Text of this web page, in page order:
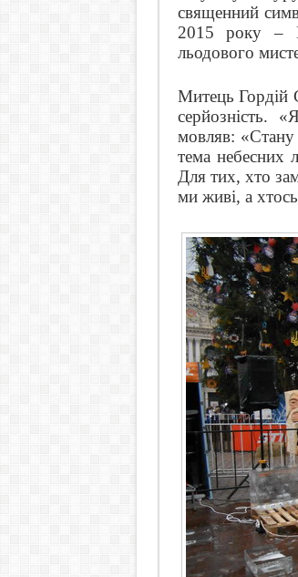
священний
2015 року –
льодового
Митець Гордій
серйозність.
мовляв: «Стану
тема небесних
Для тих, хто
ми живі, а